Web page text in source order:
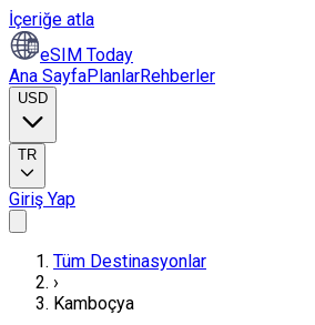
İçeriğe atla
eSIM Today
Ana SayfaPlanlarRehberler
USD
TR
Giriş Yap
Tüm Destinasyonlar
›
Kamboçya